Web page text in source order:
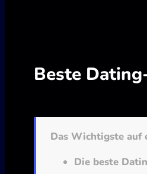
Beste
Das Wichtigste auf
Die beste